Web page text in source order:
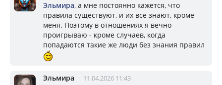
Эльмира, а мне постоянно кажется, что
правила существуют, и их все знают, кроме
меня. Поэтому в отношениях я вечно
проигрываю - кроме случаев, когда
попадаются такие же люди без знания правил
Эльмира 11.04.2026 11:43